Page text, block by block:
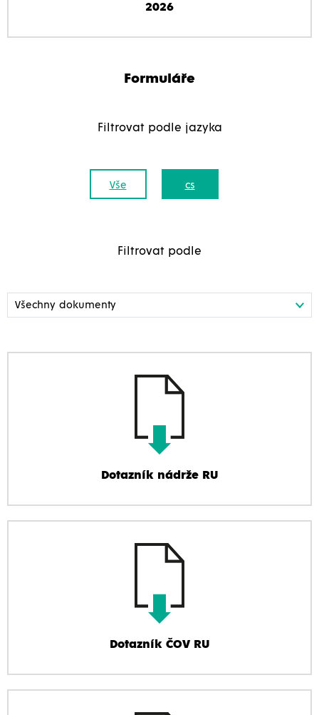
2026
Formuláře
Filtrovat podle jazyka
Vše cs
Filtrovat podle
Dotazník nádrže RU
Dotazník ČOV RU